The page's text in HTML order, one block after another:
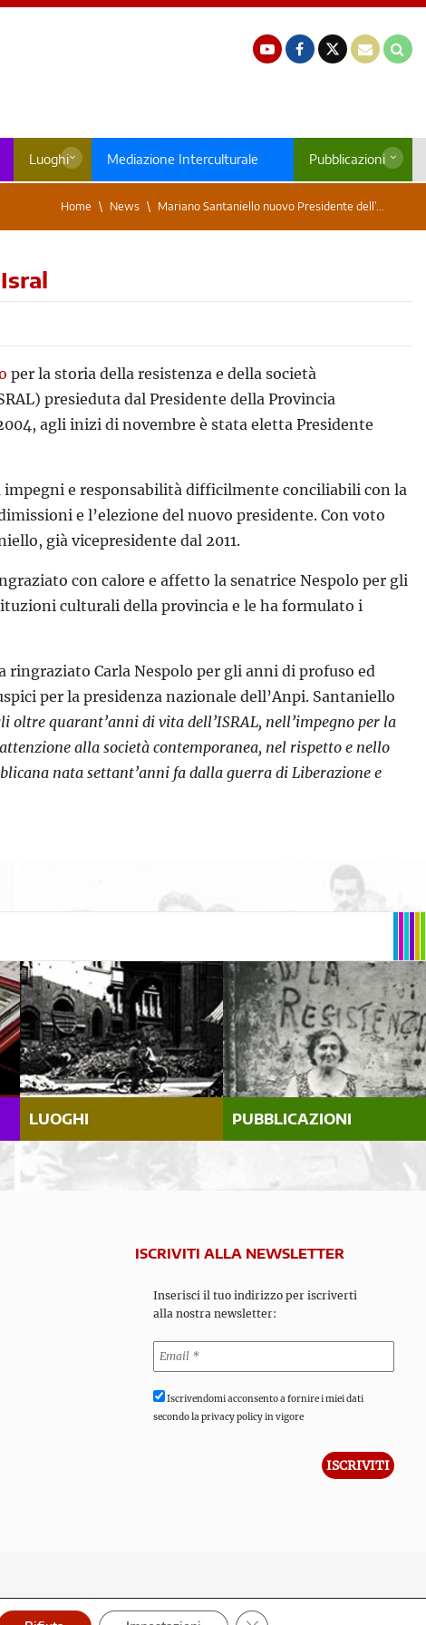
Luoghi Mediazione Interculturale Pubblicazioni
Home News Mariano Santaniello nuovo Presidente dell’...
per la storia della resistenza e della società
presieduta dal Presidente della Provincia
agli inizi di novembre è stata eletta Presidente
e responsabilità difficilmente conciliabili con la
e l’elezione del nuovo presidente. Con voto
già vicepresidente dal 2011.
con calore e affetto la senatrice Nespolo per gli
culturali della provincia e le ha formulato i
ringraziato Carla Nespolo per gli anni di profuso ed
per la presidenza nazionale dell’Anpi. Santaniello
quarant’anni di vita dell’ISRAL, nell’impegno per la
alla società contemporanea, nel rispetto e nello
nata settant’anni fa dalla guerra di Liberazione e
LUOGHI PUBBLICAZIONI
ISCRIVITI ALLA NEWSLETTER
Inserisci il tuo indirizzo per iscriverti
alla nostra newsletter:
Iscrivendomi acconsento a fornire i miei dati
secondo la privacy policy in vigore
Close GDPR Cookie Banner